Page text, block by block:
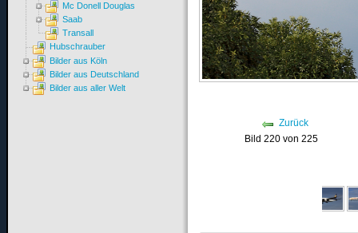
Zurück
Bild 220 von 225
Mc Donell Douglas
Saab
Transall
Hubschrauber
Bilder aus Köln
Bilder aus Deutschland
Bilder aus aller Welt